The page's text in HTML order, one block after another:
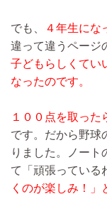
でも、 ４年生にな
違って違うページ
子どもらしくてい
なったのです。
１００点を取った
です。だから野球
りました。ノート
て「頑張っている
くのが楽しみ！」